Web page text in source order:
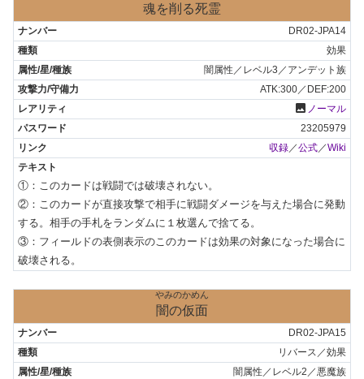
魂を削る死霊
DR02-JPA14
効果
闇属性／レベル3／アンデット族
ATK:300／DEF:200
photo ノーマル
23205979
収録／公式／Wiki
①：このカードは戦闘では破壊されない。
②：このカードが直接攻撃で相手に戦闘ダメージを与えた場合に発動
する。相手の手札をランダムに１枚選んで捨てる。
③：フィールドの表側表示のこのカードは効果の対象になった場合に
破壊される。
やみのかめん
闇の仮面
DR02-JPA15
リバース／効果
闇属性／レベル2／悪魔族